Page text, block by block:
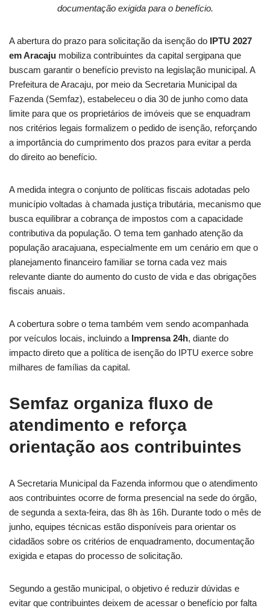
documentação exigida para o benefício.
A abertura do prazo para solicitação da isenção do IPTU 2027
em Aracaju mobiliza contribuintes da capital sergipana que
buscam garantir o benefício previsto na legislação municipal. A
Prefeitura de Aracaju, por meio da Secretaria Municipal da
Fazenda (Semfaz), estabeleceu o dia 30 de junho como data
limite para que os proprietários de imóveis que se enquadram
nos critérios legais formalizem o pedido de isenção, reforçando
a importância do cumprimento dos prazos para evitar a perda
do direito ao benefício.
A medida integra o conjunto de políticas fiscais adotadas pelo
município voltadas à chamada justiça tributária, mecanismo que
busca equilibrar a cobrança de impostos com a capacidade
contributiva da população. O tema tem ganhado atenção da
população aracajuana, especialmente em um cenário em que o
planejamento financeiro familiar se torna cada vez mais
relevante diante do aumento do custo de vida e das obrigações
fiscais anuais.
A cobertura sobre o tema também vem sendo acompanhada
por veículos locais, incluindo a Imprensa 24h, diante do
impacto direto que a política de isenção do IPTU exerce sobre
milhares de famílias da capital.
Semfaz organiza fluxo de
atendimento e reforça
orientação aos contribuintes
A Secretaria Municipal da Fazenda informou que o atendimento
aos contribuintes ocorre de forma presencial na sede do órgão,
de segunda a sexta-feira, das 8h às 16h. Durante todo o mês de
junho, equipes técnicas estão disponíveis para orientar os
cidadãos sobre os critérios de enquadramento, documentação
exigida e etapas do processo de solicitação.
Segundo a gestão municipal, o objetivo é reduzir dúvidas e
evitar que contribuintes deixem de acessar o benefício por falta